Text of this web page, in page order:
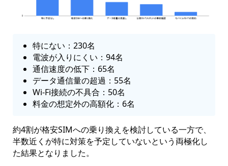
特にない：230名
電波が入りにくい：94名
通信速度の低下：65名
データ通信量の超過：55名
Wi-Fi接続の不具合：50名
料金の想定外の高額化：6名
約4割が格安SIMへの乗り換えを検討している一方で、
半数近くが特に対策を予定していないという両極化し
た結果となりました。